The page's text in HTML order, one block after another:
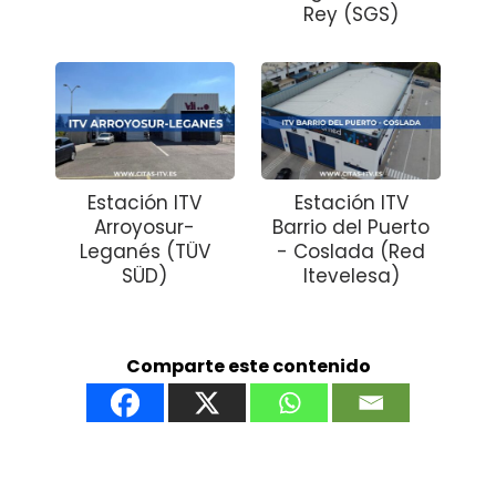
Rey (SGS)
Estación ITV
Arroyosur-
Leganés (TÜV
SÜD)
Estación ITV
Barrio del Puerto
- Coslada (Red
Itevelesa)
Comparte este contenido